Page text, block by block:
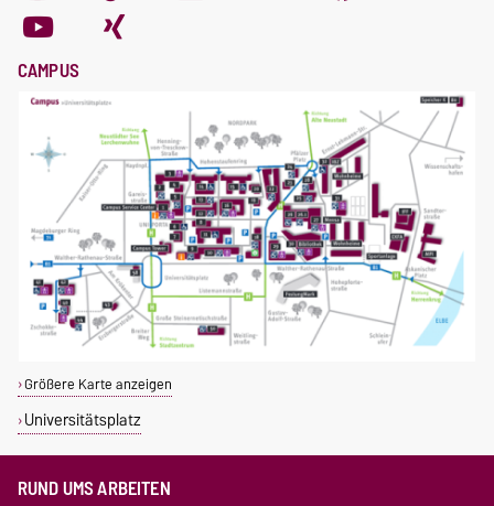
CAMPUS
Größere Karte anzeigen
Universitätsplatz
RUND UMS ARBEITEN